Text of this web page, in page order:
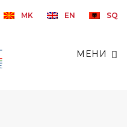
MK EN SQ
МЕНИ